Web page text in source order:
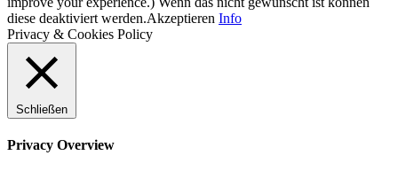
diese deaktiviert werden.Akzeptieren Info
Privacy & Cookies Policy
Schließen
Privacy Overview